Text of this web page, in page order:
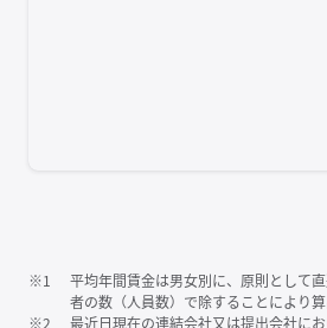
※1
平均年間賃金は男女別に、原則として
者の数（人員数）で除することにより
※2
最近日現在の連結会社又は提出会社に